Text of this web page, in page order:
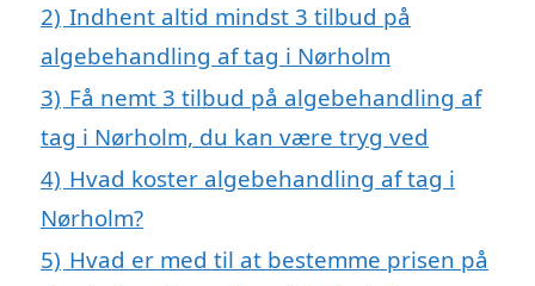
2) Indhent altid mindst 3 tilbud på
algebehandling af tag i Nørholm
3) Få nemt 3 tilbud på algebehandling af
tag i Nørholm, du kan være tryg ved
4) Hvad koster algebehandling af tag i
Nørholm?
5) Hvad er med til at bestemme prisen på